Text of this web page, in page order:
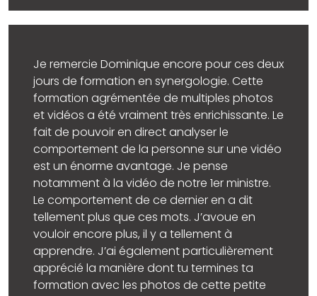
Je remercie Dominique encore pour ces deux
jours de formation en synergologie. Cette
formation agrémentée de multiples photos
et vidéos a été vraiment très enrichissante. Le
fait de pouvoir en direct analyser le
comportement de la personne sur une vidéo
est un énorme avantage. Je pense
notamment à la vidéo de notre 1er ministre.
Le comportement de ce dernier en a dit
tellement plus que ces mots. J’avoue en
vouloir encore plus, il y a tellement à
apprendre. J’ai également particulièrement
apprécié la manière dont tu termines ta
formation avec les photos de cette petite